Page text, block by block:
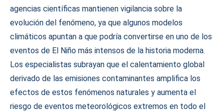
agencias científicas mantienen vigilancia sobre la
evolución del fenómeno, ya que algunos modelos
climáticos apuntan a que podría convertirse en uno de los
eventos de El Niño más intensos de la historia moderna.
Los especialistas subrayan que el calentamiento global
derivado de las emisiones contaminantes amplifica los
efectos de estos fenómenos naturales y aumenta el
riesgo de eventos meteorológicos extremos en todo el